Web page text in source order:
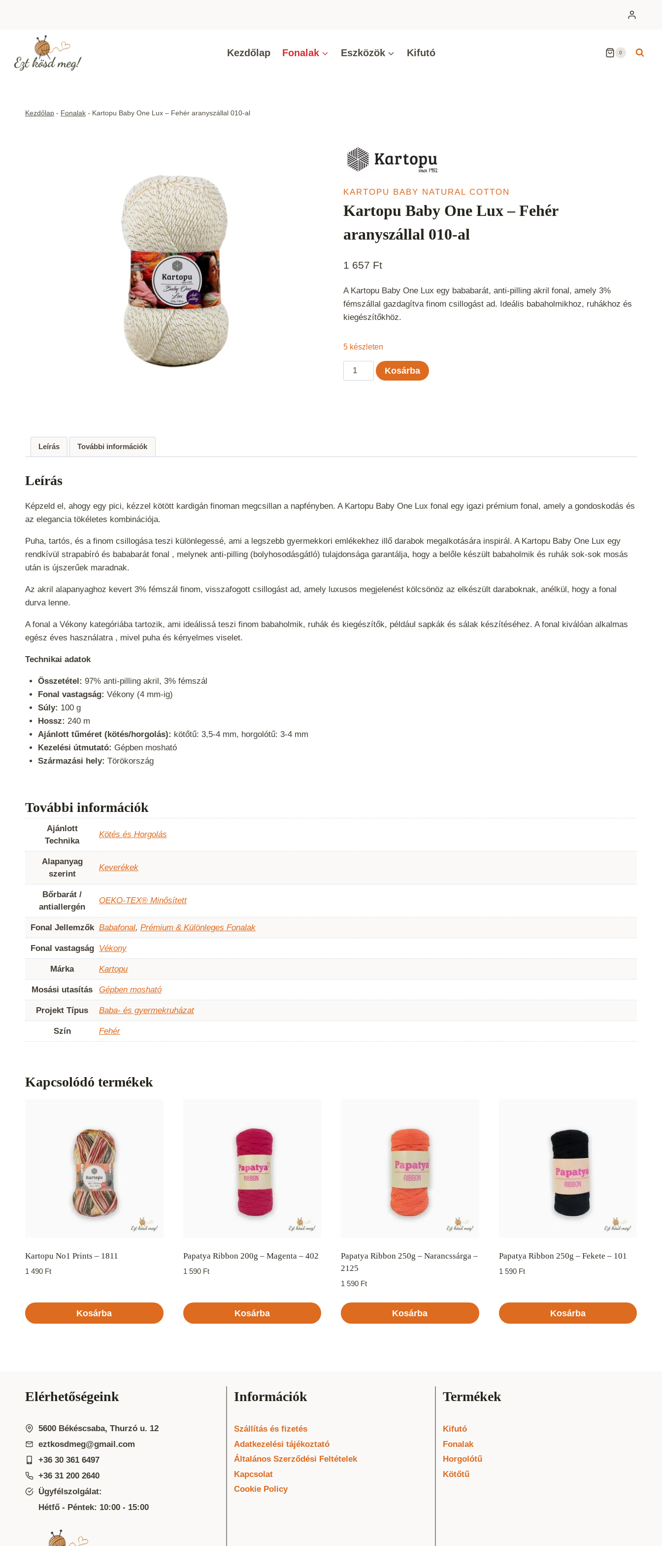
Kezdőlap Fonalak Eszközök Kifutó 0
Kezdőlap - Fonalak - Kartopu Baby One Lux – Fehér aranyszállal 010-al
KARTOPU BABY NATURAL COTTON
Kartopu Baby One Lux – Fehér
aranyszállal 010-al
1 657 Ft
A Kartopu Baby One Lux egy bababarát, anti-pilling akril fonal, amely 3%
fémszállal gazdagítva finom csillogást ad. Ideális babaholmikhoz, ruhákhoz és
kiegészítőkhöz.
5 készleten
Kartopu
Baby
010-
Kosárba
Leírás További információk
Leírás
Képzeld el, ahogy egy pici, kézzel kötött kardigán finoman megcsillan a napfényben. A Kartopu Baby One Lux fonal egy igazi prémium fonal, amely a gondoskodás és
az elegancia tökéletes kombinációja.
Puha, tartós, és a finom csillogása teszi különlegessé, ami a legszebb gyermekkori emlékekhez illő darabok megalkotására inspirál. A Kartopu Baby One Lux egy
rendkívül strapabíró és bababarát fonal , melynek anti-pilling (bolyhosodásgátló) tulajdonsága garantálja, hogy a belőle készült babaholmik és ruhák sok-sok mosás
után is újszerűek maradnak.
Az akril alapanyaghoz kevert 3% fémszál finom, visszafogott csillogást ad, amely luxusos megjelenést kölcsönöz az elkészült daraboknak, anélkül, hogy a fonal
durva lenne.
A fonal a Vékony kategóriába tartozik, ami ideálissá teszi finom babaholmik, ruhák és kiegészítők, például sapkák és sálak készítéséhez. A fonal kiválóan alkalmas
egész éves használatra , mivel puha és kényelmes viselet.
Technikai adatok
Összetétel: 97% anti-pilling akril, 3% fémszál
Fonal vastagság: Vékony (4 mm-ig)
Súly: 100 g
Hossz: 240 m
Ajánlott tűméret (kötés/horgolás): kötőtű: 3,5-4 mm, horgolótű: 3-4 mm
Kezelési útmutató: Gépben mosható
Származási hely: Törökország
További információk
Ajánlott
Technika
Kötés és Horgolás
Alapanyag
szerint
Keverékek
Bőrbarát /
antiallergén
OEKO-TEX® Minősített
Fonal Jellemzők Babafonal, Prémium & Különleges Fonalak
Fonal vastagság Vékony
Márka Kartopu
Mosási utasítás Gépben mosható
Projekt Típus Baba- és gyermekruházat
Szín Fehér
Kapcsolódó termékek
Kartopu No1 Prints – 1811
1 490 Ft
Kosárba
Papatya Ribbon 200g – Magenta – 402
1 590 Ft
Kosárba
Papatya Ribbon 250g – Narancssárga –
2125
1 590 Ft
Kosárba
Papatya Ribbon 250g – Fekete – 101
1 590 Ft
Kosárba
Elérhetőségeink
5600 Békéscsaba, Thurzó u. 12
eztkosdmeg@gmail.com
+36 30 361 6497
+36 31 200 2640
Ügyfélszolgálat:
Hétfő - Péntek: 10:00 - 15:00
Információk
Szállítás és fizetés
Adatkezelési tájékoztató
Általános Szerződési Feltételek
Kapcsolat
Cookie Policy
Termékek
Kifutó
Fonalak
Horgolótű
Kötőtű